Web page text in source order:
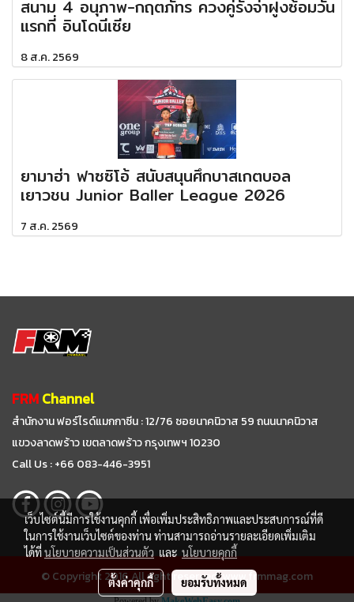
สนาม 4 อนุภาพ-กฤตภัทร ควงคู่รั้งจ่าฝูงซ้อมวัน
แรกที่ อินโดนีเซีย
8 ส.ค. 2569
ยามาฮ่า ฟาซซิโอ้ สนับสนุนศึกบาสเกตบอล
เยาวชน Junior Baller League 2026
7 ส.ค. 2569
FRMChannel
สำนักงาน ฟอร์ไรด์แมกกาซีน : 12/76 ซอยนาคนิวาส 59ถนนนาคนิวาส
แขวงลาดพร้าว เขตลาดพร้าว กรุงเทพฯ 10230
Call Us : +66 083-446-3951
© Copyright 2016 All right reserved. www.frmmag.com
เว็บไซต์นี้มีการใช้งานคุกกี้ เพื่อเพิ่มประสิทธิภาพและประสบการณ์ที่ดี
ในการใช้งานเว็บไซต์ของท่าน ท่านสามารถอ่านรายละเอียดเพิ่มเติม
ได้ที่นโยบายความเป็นส่วนตัว และ นโยบายคุกกี้
ตั้งค่าคุกกี้ ยอมรับทั้งหมด